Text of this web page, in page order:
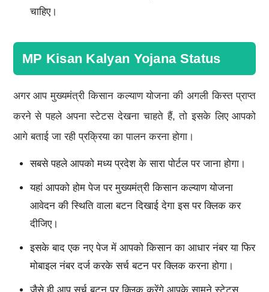
चाहिए।
MP Kisan Kalyan Yojana Status
अगर आप मुख्यमंत्री किसान कल्याण योजना की अगली किस्त प्राप्त
करने से पहले अपना स्टेटस देखना चाहते हैं, तो इसके लिए आपको
आगे बताई जा रही प्रक्रिया का पालन करना होगा।
सबसे पहले आपको मध्य प्रदेश के सारा पोर्टल पर जाना होगा।
यहां आपको होम पेज पर मुख्यमंत्री किसान कल्याण योजना
आवेदन की स्थिति वाला बटन दिखाई देगा इस पर क्लिक कर
दीजिए।
इसके बाद एक नए पेज में आपको किसान का आधार नंबर या फिर
मोबाइल नंबर दर्ज करके सर्च बटन पर क्लिक करना होगा।
जैसे ही आप सर्च बटन पर क्लिक करेंगे आपके सामने स्टेटस